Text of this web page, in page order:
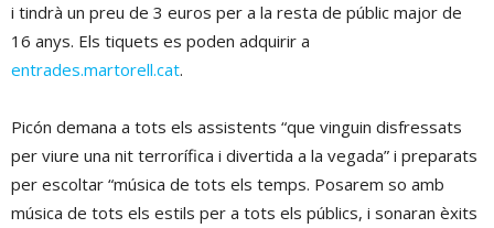
i tindrà un preu de 3 euros per a la resta de públic major de
16 anys. Els tiquets es poden adquirir a
entrades.martorell.cat.
Picón demana a tots els assistents “que vinguin disfressats
per viure una nit terrorífica i divertida a la vegada” i preparats
per escoltar “música de tots els temps. Posarem so amb
música de tots els estils per a tots els públics, i sonaran èxits